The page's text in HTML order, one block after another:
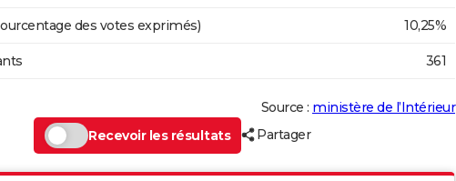
des votes exprimés) 10,25%
361
Source : ministère de l’Intérieur
Recevoir les résultats
Partager